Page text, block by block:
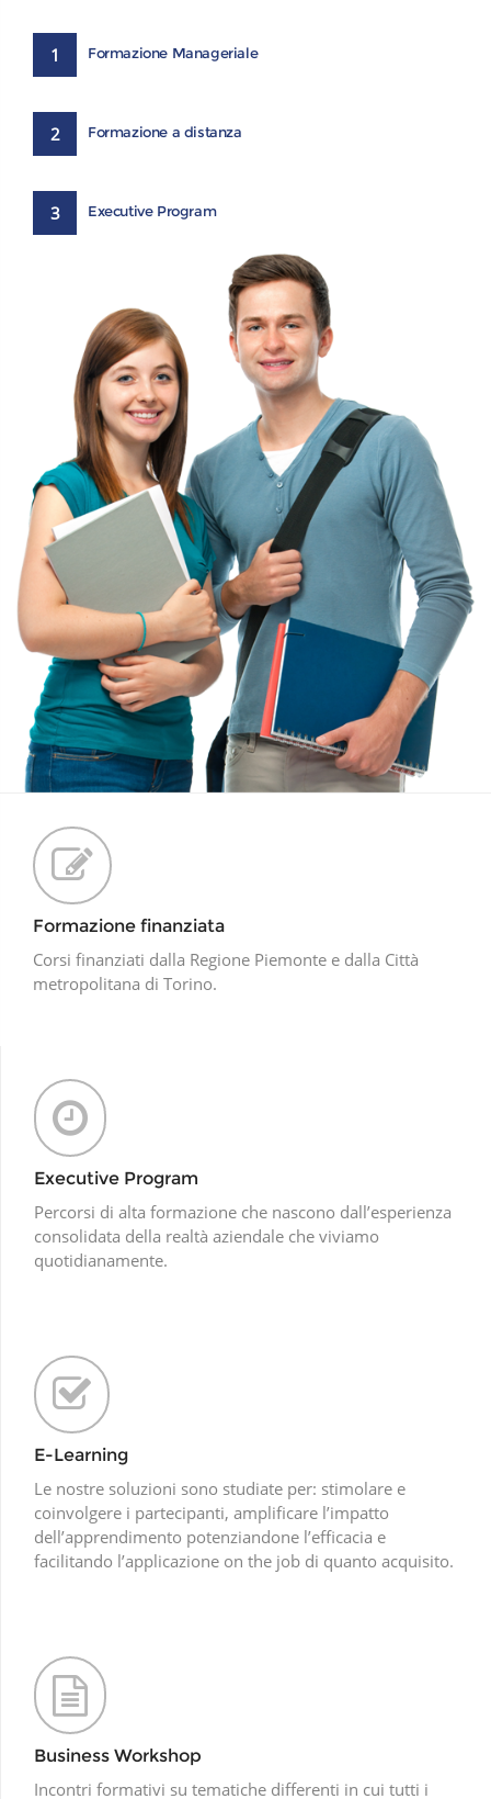
1 Formazione Manageriale
2 Formazione a distanza
3 Executive Program
Formazione finanziata
Corsi finanziati dalla Regione Piemonte e dalla Città
metropolitana di Torino.
Executive Program
Percorsi di alta formazione che nascono dall’esperienza
consolidata della realtà aziendale che viviamo
quotidianamente.
E-Learning
Le nostre soluzioni sono studiate per: stimolare e
coinvolgere i partecipanti, amplificare l’impatto
dell’apprendimento potenziandone l’efficacia e
facilitando l’applicazione on the job di quanto acquisito.
Business Workshop
Incontri formativi su tematiche differenti in cui tutti i